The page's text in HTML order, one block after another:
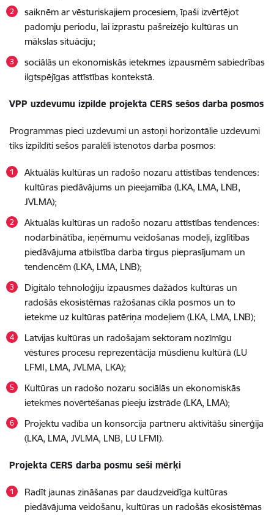
saiknēm ar vēsturiskajiem procesiem, īpaši izvērtējot
padomju periodu, lai izprastu pašreizējo kultūras un
mākslas situāciju;
sociālās un ekonomiskās ietekmes izpausmēm sabiedrības
ilgtspējīgas attīstības kontekstā.
VPP uzdevumu izpilde projekta CERS sešos darba posmos
Programmas pieci uzdevumi un astoņi horizontālie uzdevumi
tiks izpildīti sešos paralēli īstenotos darba posmos:
Aktuālās kultūras un radošo nozaru attīstības tendences:
kultūras piedāvājums un pieejamība (LKA, LMA, LNB,
JVLMA);
Aktuālās kultūras un radošo nozaru attīstības tendences:
nodarbinātība, ieņēmumu veidošanas modeļi, izglītības
piedāvājuma atbilstība darba tirgus pieprasījumam un
tendencēm (LKA, LMA, LNB);
Digitālo tehnoloģiju izpausmes dažādos kultūras un
radošās ekosistēmas ražošanas cikla posmos un to
ietekme uz kultūras patēriņa modeļiem (LKA, LMA, LNB);
Latvijas kultūras un radošajam sektoram nozīmīgu
vēstures procesu reprezentācija mūsdienu kultūrā (LU
LFMI, LMA, JVLMA, LKA);
Kultūras un radošo nozaru sociālās un ekonomiskās
ietekmes novērtēšanas pieeju izstrāde (LKA, LMA);
Projektu vadība un konsorcija partneru aktivitāšu sinerģija
(LKA, LMA, JVLMA, LNB, LU LFMI).
Projekta CERS darba posmu seši mērķi
Radīt jaunas zināšanas par daudzveidīga kultūras
piedāvājuma veidošanu, kultūras un radošās ekosistēmas